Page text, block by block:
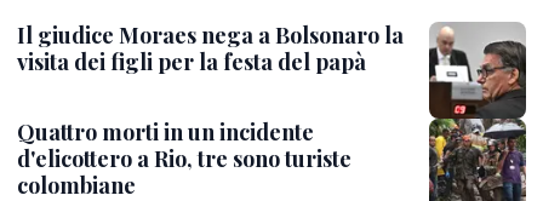
Il giudice Moraes nega a Bolsonaro la
visita dei figli per la festa del papà
Quattro morti in un incidente
d'elicottero a Rio, tre sono turiste
colombiane